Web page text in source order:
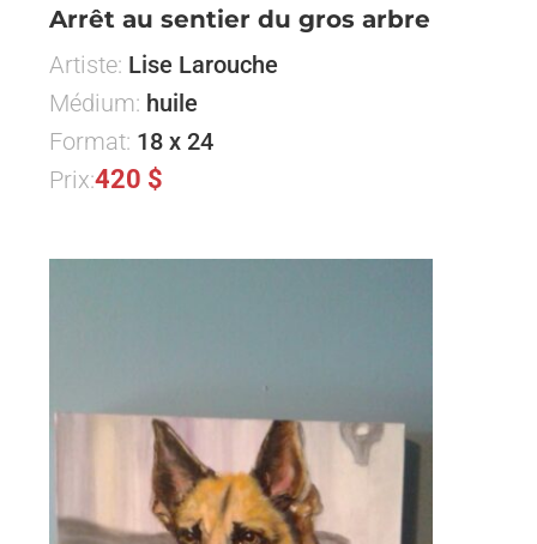
Arrêt au sentier du gros arbre
Artiste: Lise Larouche
Médium: huile
Format: 18 x 24
Prix:420 $